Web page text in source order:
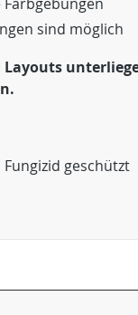
sind möglich
Fungizid geschützt